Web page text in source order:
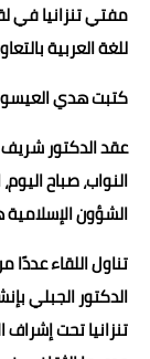
مفتي تنزانيا في
للغة العربية
كتبت هدي
عقد الدكتور
النواب، صباح
الشؤون الإسلامية
تناول اللقاء عددًا
الدكتور الجبلي
تنزانيا تحت إشراف